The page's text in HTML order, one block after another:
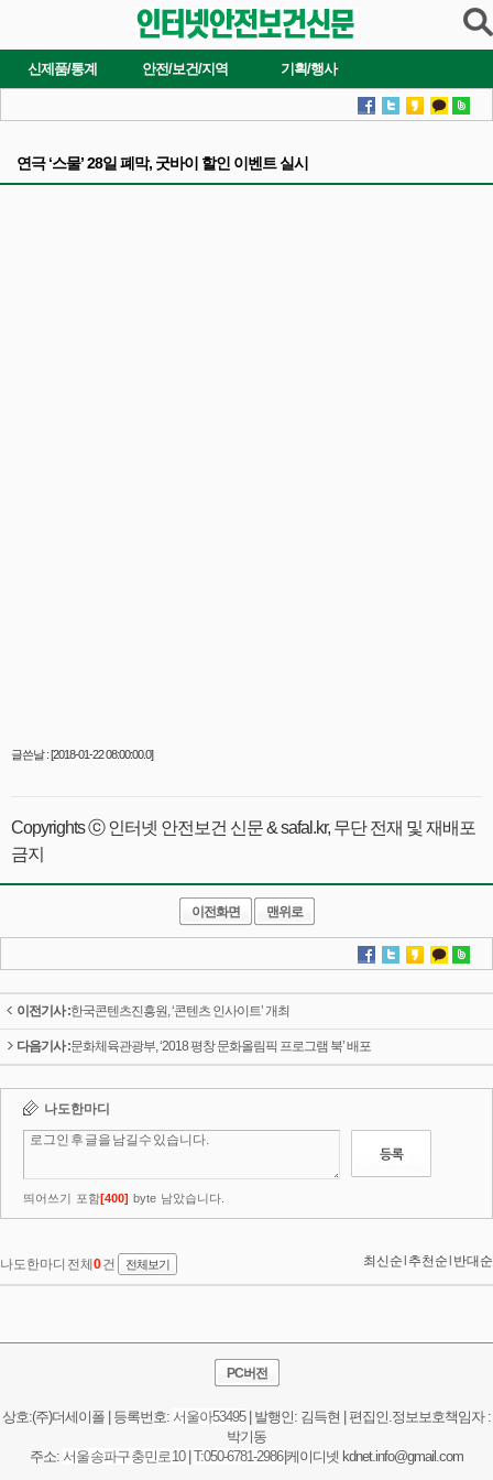
신제품/통계 안전/보건/지역 기획/행사
연극 ‘스물’ 28일 폐막, 굿바이 할인 이벤트 실시
글쓴날 : [2018-01-22 08:00:00.0]
Copyrights ⓒ 인터넷 안전보건 신문 & safal.kr, 무단 전재 및 재배포
금지
이전화면 맨위로
이전기사 :한국콘텐츠진흥원, ‘콘텐츠 인사이트’ 개최
다음기사 :문화체육관광부, ‘2018 평창 문화올림픽 프로그램 북’ 배포
PC버전
상호:(주)더세이폴 | 등록번호: 서울아53495| 발행인: 김득현 | 편집인.정보보호책임자 :
박기동
주소: 서울 송파구 충민로 10| T:050-6781-2986|케이디넷 kdnet.info@gmail.com